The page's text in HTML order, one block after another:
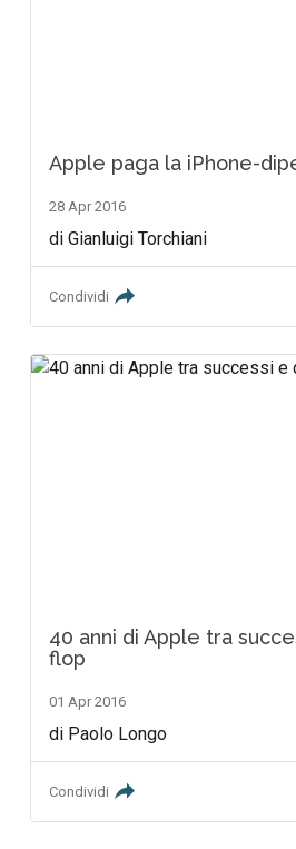
Apple paga la iPhone-
28 Apr 2016
di Gianluigi Torchiani
Condividi
40 anni di Apple tra
flop
01 Apr 2016
di Paolo Longo
Condividi